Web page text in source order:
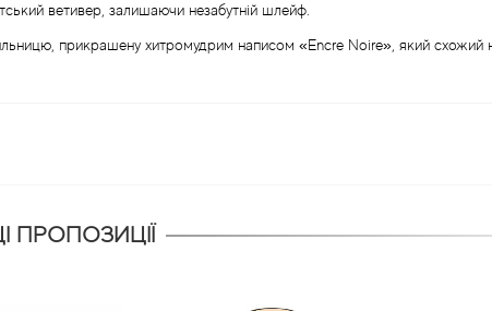
ветивер, залишаючи незабутній шлейф.
прикрашену хитромудрим написом «Encre Noire», який схожий
ПРОПОЗИЦІЇ